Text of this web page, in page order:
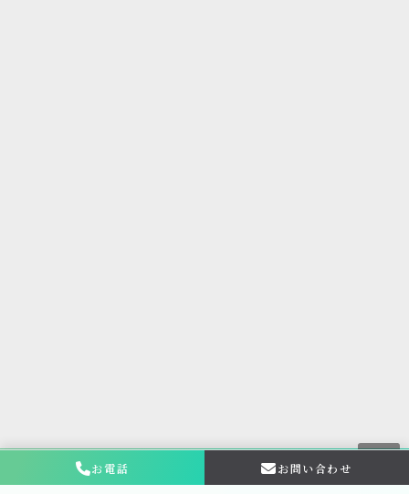
お問い合わせ・ 相談はこちら
お電話 お問い合わせ